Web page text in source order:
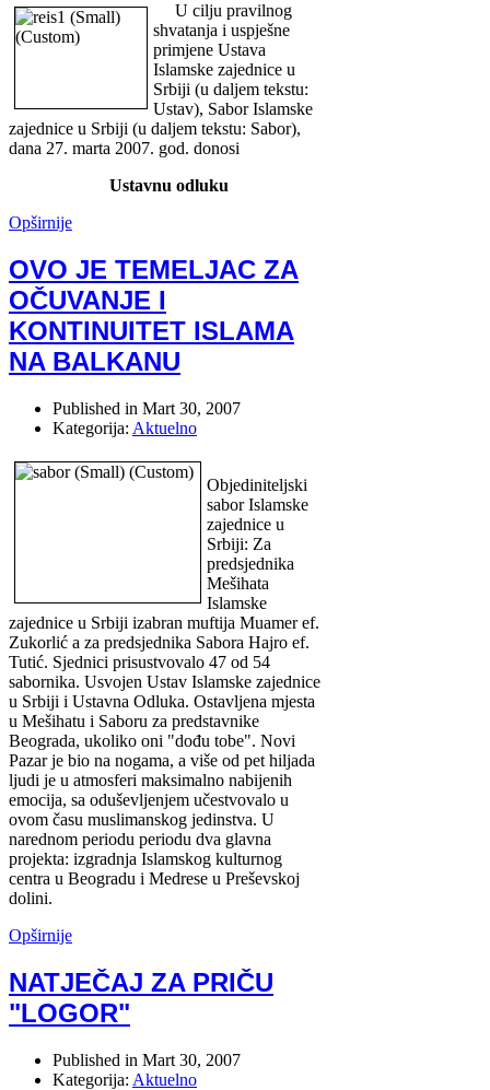
U cilju pravilnog
shvatanja i uspješne
primjene Ustava
Islamske zajednice u
Srbiji (u daljem tekstu:
Ustav), Sabor Islamske
zajednice u Srbiji (u daljem tekstu: Sabor),
dana 27. marta 2007. god. donosi
Ustavnu odluku
Opširnije
OVO JE TEMELJAC ZA
OČUVANJE I
KONTINUITET ISLAMA
NA BALKANU
Published in Mart 30, 2007
Kategorija: Aktuelno
Objediniteljski
sabor Islamske
zajednice u
Srbiji: Za
predsjednika
Mešihata
Islamske
zajednice u Srbiji izabran muftija Muamer ef.
Zukorlić a za predsjednika Sabora Hajro ef.
Tutić. Sjednici prisustvovalo 47 od 54
sabornika. Usvojen Ustav Islamske zajednice
u Srbiji i Ustavna Odluka. Ostavljena mjesta
u Mešihatu i Saboru za predstavnike
Beograda, ukoliko oni "dođu tobe". Novi
Pazar je bio na nogama, a više od pet hiljada
ljudi je u atmosferi maksimalno nabijenih
emocija, sa oduševljenjem učestvovalo u
ovom času muslimanskog jedinstva. U
narednom periodu periodu dva glavna
projekta: izgradnja Islamskog kulturnog
centra u Beogradu i Medrese u Preševskoj
dolini.
Opširnije
NATJEČAJ ZA PRIČU
"LOGOR"
Published in Mart 30, 2007
Kategorija: Aktuelno